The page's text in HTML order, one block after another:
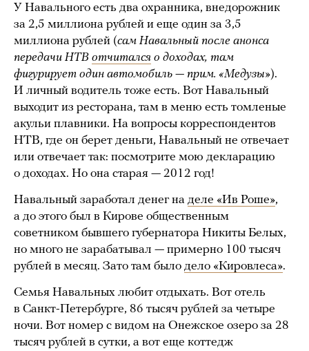
У Навального есть два охранника, внедорожник
за 2,5 миллиона рублей и еще один за 3,5
миллиона рублей (сам Навальный после анонса
передачи НТВ отчитался о доходах, там
фигурирует один автомобиль — прим. «Медузы»).
И личный водитель тоже есть. Вот Навальный
выходит из ресторана, там в меню есть томленые
акульи плавники. На вопросы корреспондентов
НТВ, где он берет деньги, Навальный не отвечает
или отвечает так: посмотрите мою декларацию
о доходах. Но она старая — 2012 год!
Навальный заработал денег на деле «Ив Роше»,
а до этого был в Кирове общественным
советником бывшего губернатора Никиты Белых,
но много не зарабатывал — примерно 100 тысяч
рублей в месяц. Зато там было дело «Кировлеса».
Семья Навальных любит отдыхать. Вот отель
в Санкт-Петербурге, 86 тысяч рублей за четыре
ночи. Вот номер с видом на Онежское озеро за 28
тысяч рублей в сутки, а вот еще коттедж